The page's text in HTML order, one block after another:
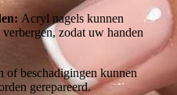
Acryl nagels kunnen
zodat uw handen
of beschadigingen kunnen
gerepareerd.